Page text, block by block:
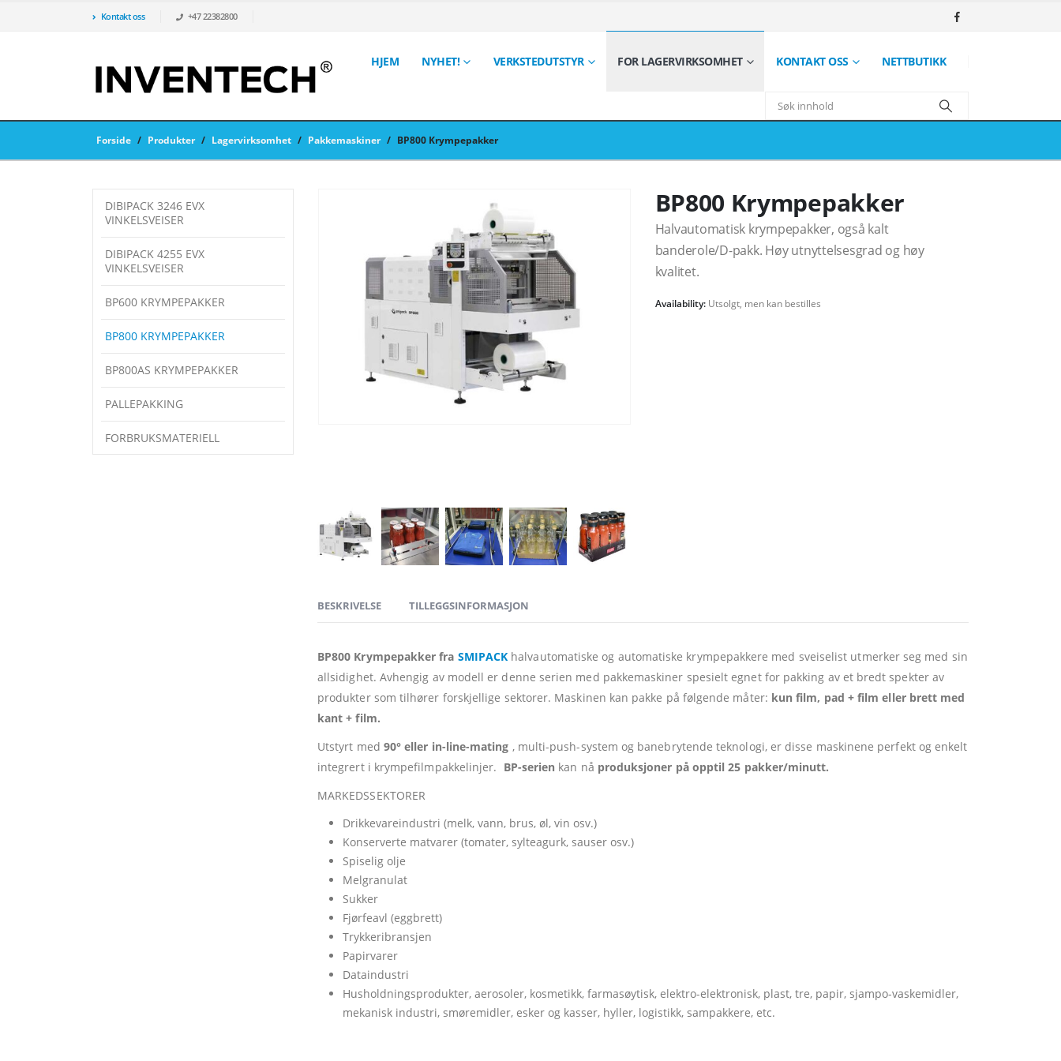
Kontakt oss +47 22382800
HJEM NYHET! VERKSTEDUTSTYR FOR LAGERVIRKSOMHET KONTAKT OSS NETTBUTIKK
Forside / Produkter / Lagervirksomhet / Pakkemaskiner / BP800 Krympepakker
BP800 Krympepakker
Halvautomatisk krympepakker, også kalt
banderole/D-pakk. Høy utnyttelsesgrad og høy
kvalitet.
Availability: Utsolgt, men kan bestilles
BESKRIVELSE TILLEGGSINFORMASJON
BP800 Krympepakker fra SMIPACK halvautomatiske og automatiske krympepakkere med sveiselist utmerker seg med sin
allsidighet. Avhengig av modell er denne serien med pakkemaskiner spesielt egnet for pakking av et bredt spekter av
produkter som tilhører forskjellige sektorer. Maskinen kan pakke på følgende måter: kun film, pad + film eller brett med
kant + film.
Utstyrt med 90° eller in-line-mating , multi-push-system og banebrytende teknologi, er disse maskinene perfekt og enkelt
integrert i krympefilmpakkelinjer. BP-serien kan nå produksjoner på opptil 25 pakker/minutt.
MARKEDSSEKTORER
Drikkevareindustri (melk, vann, brus, øl, vin osv.)
Konserverte matvarer (tomater, sylteagurk, sauser osv.)
Spiselig olje
Melgranulat
Sukker
Fjørfeavl (eggbrett)
Trykkeribransjen
Papirvarer
Dataindustri
Husholdningsprodukter, aerosoler, kosmetikk, farmasøytisk, elektro-elektronisk, plast, tre, papir, sjampo-vaskemidler,
mekanisk industri, smøremidler, esker og kasser, hyller, logistikk, sampakkere, etc.
DIBIPACK 3246 EVX
VINKELSVEISER
DIBIPACK 4255 EVX
VINKELSVEISER
BP600 KRYMPEPAKKER
BP800 KRYMPEPAKKER
BP800AS KRYMPEPAKKER
PALLEPAKKING
FORBRUKSMATERIELL